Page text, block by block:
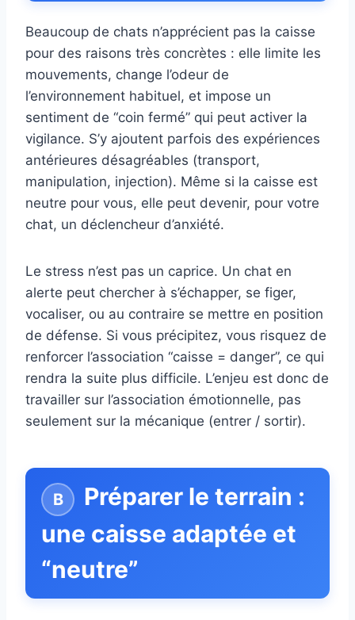
Beaucoup de chats n’apprécient pas la caisse
pour des raisons très concrètes : elle limite les
mouvements, change l’odeur de
l’environnement habituel, et impose un
sentiment de “coin fermé” qui peut activer la
vigilance. S’y ajoutent parfois des expériences
antérieures désagréables (transport,
manipulation, injection). Même si la caisse est
neutre pour vous, elle peut devenir, pour votre
chat, un déclencheur d’anxiété.
Le stress n’est pas un caprice. Un chat en
alerte peut chercher à s’échapper, se figer,
vocaliser, ou au contraire se mettre en position
de défense. Si vous précipitez, vous risquez de
renforcer l’association “caisse = danger”, ce qui
rendra la suite plus difficile. L’enjeu est donc de
travailler sur l’association émotionnelle, pas
seulement sur la mécanique (entrer / sortir).
Préparer le terrain :
une caisse adaptée et
“neutre”